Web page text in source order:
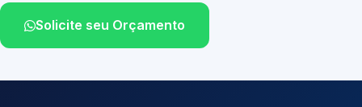
Solicite seu Orçamento